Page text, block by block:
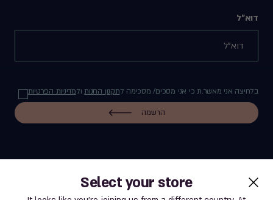
Select your store
דוא"ל
בלחיצה אני מאשר.ת כי אני מסכים/ מסכימה לתקנון החנותולמדיניות הפרטיות
הרשמה